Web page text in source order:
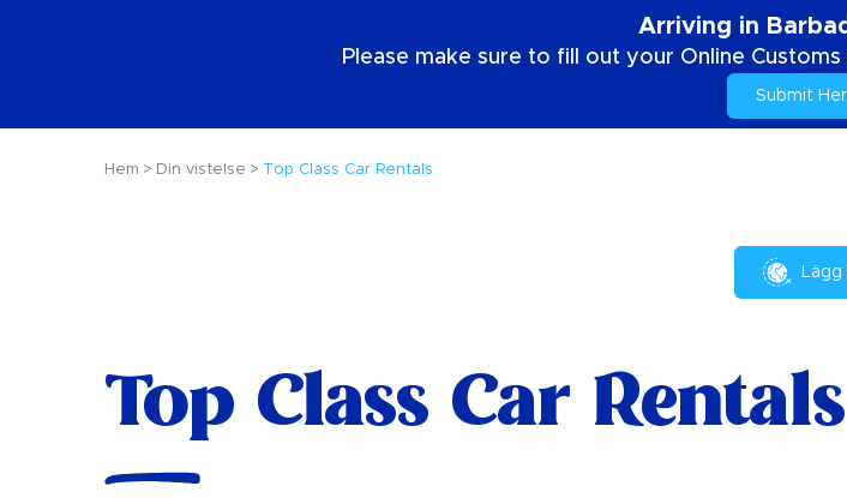
Arriving in
Please make sure to fill out your Online
Submit
Hem Din vistelse Top Class Car Rentals
Lägg
Top Class Car Rentals